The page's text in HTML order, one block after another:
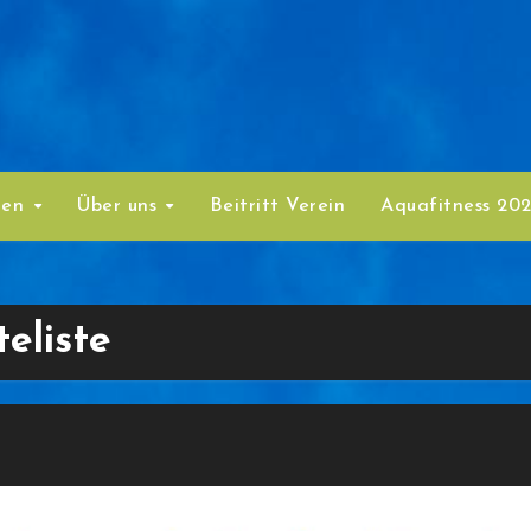
Über uns Beitritt Verein Aquafitness